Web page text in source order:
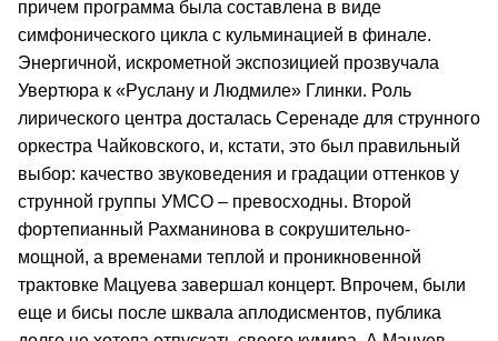
причем программа была составлена в виде
симфонического цикла с кульминацией в финале.
Энергичной, искрометной экспозицией прозвучала
Увертюра к «Руслану и Людмиле» Глинки. Роль
лирического центра досталась Серенаде для струнного
оркестра Чайковского, и, кстати, это был правильный
выбор: качество звуковедения и градации оттенков у
струнной группы УМСО – превосходны. Второй
фортепианный Рахманинова в сокрушительно-
мощной, а временами теплой и проникновенной
трактовке Мацуева завершал концерт. Впрочем, были
еще и бисы после шквала аплодисментов, публика